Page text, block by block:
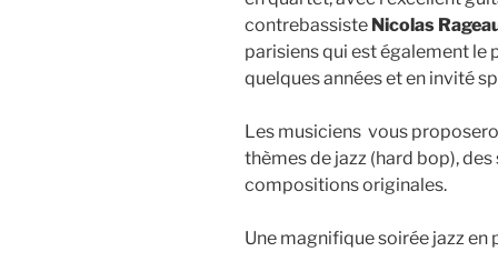
contrebassiste Nicolas
parisiens qui est également le
quelques années et en invité
Les musiciens vous
thèmes de jazz (hard bop),
compositions originales.
Une magnifique soirée jazz en